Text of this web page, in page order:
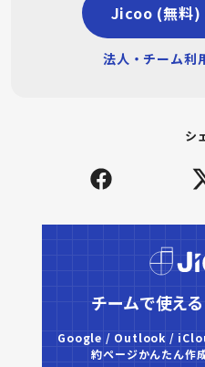
Jicoo (無料)
法人・チーム利
シ
チームで使え
Google / Outlook /
約ページかんたん作